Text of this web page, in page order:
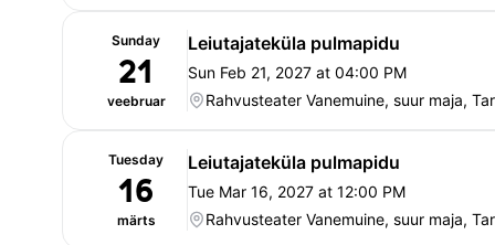
Sunday
21
veebruar
Leiutajateküla pulmapidu
Sun Feb 21, 2027 at 04:00 PM
Rahvusteater Vanemuine, suur maja,
Tuesday
16
märts
Leiutajateküla pulmapidu
Tue Mar 16, 2027 at 12:00 PM
Rahvusteater Vanemuine, suur maja,